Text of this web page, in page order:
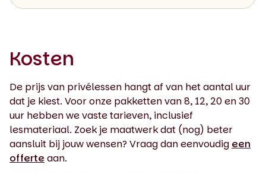
Kosten
De prijs van privélessen hangt af van het aantal uur
dat je kiest. Voor onze pakketten van 8, 12, 20 en 30
uur hebben we vaste tarieven, inclusief
lesmateriaal. Zoek je maatwerk dat (nog) beter
aansluit bij jouw wensen? Vraag dan eenvoudig een
offerte aan.